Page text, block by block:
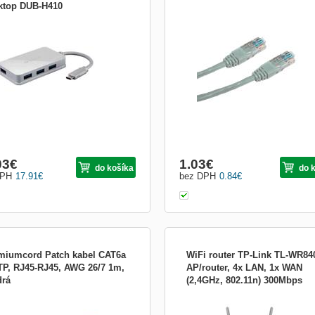
DUB-H410
17.91€
€ do košíka
0.84€
bez DPH
1.03€ do
Patch kabel CAT6a
RJ45-RJ45, AWG 26/7 1m,
WiFi router TP-Link TL-
AP/router, 4x LAN, 1x WAN
(2,4GHz, 802.11n) 300Mbps